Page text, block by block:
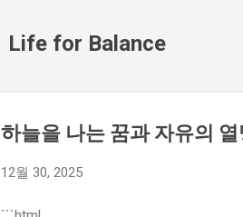
Life for Balance
하늘을 나는 꿈과 자유의 열
12월 30, 2025